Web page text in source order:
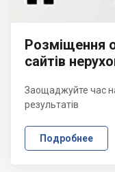
Розміщення
сайтів
Заощаджуйте час
результатів
Подробнее